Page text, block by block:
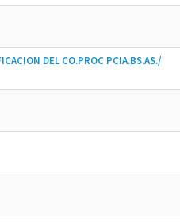
DEL CO.PROC PCIA.BS.AS./